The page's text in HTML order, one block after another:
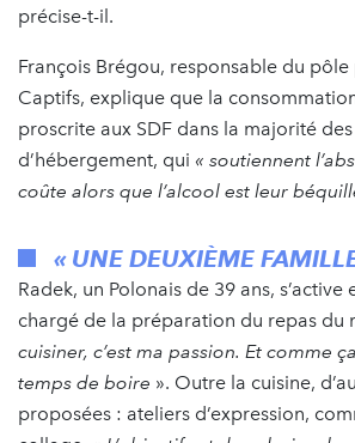
précise-t-il.
François Brégou, responsable du
Captifs, explique que la
proscrite aux SDF dans la majorité
d’hébergement, qui « soutiennent
coûte alors que l’alcool est leur
« UNE DEUXIÈME
Radek, un Polonais de 39 ans, s’active
chargé de la préparation du repas du
cuisiner, c’est ma passion. Et comme
temps de boire ». Outre la cuisine,
proposées : ateliers d’expression,